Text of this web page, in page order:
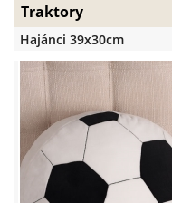
Traktory
Hajánci 39x30cm